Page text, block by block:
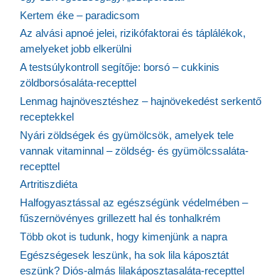
Kertem éke – paradicsom
Az alvási apnoé jelei, rizikófaktorai és táplálékok,
amelyeket jobb elkerülni
A testsúlykontroll segítője: borsó – cukkinis
zöldborsósaláta-recepttel
Lenmag hajnövesztéshez – hajnövekedést serkentő
receptekkel
Nyári zöldségek és gyümölcsök, amelyek tele
vannak vitaminnal – zöldség- és gyümölcssaláta-
recepttel
Artritiszdiéta
Halfogyasztással az egészségünk védelmében –
fűszernövényes grillezett hal és tonhalkrém
Több okot is tudunk, hogy kimenjünk a napra
Egészségesek leszünk, ha sok lila káposztát
eszünk? Diós-almás lilakáposztasaláta-recepttel